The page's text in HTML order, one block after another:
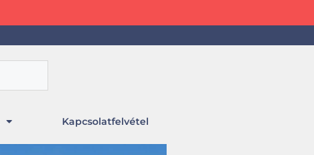
Kapcsolatfelvétel